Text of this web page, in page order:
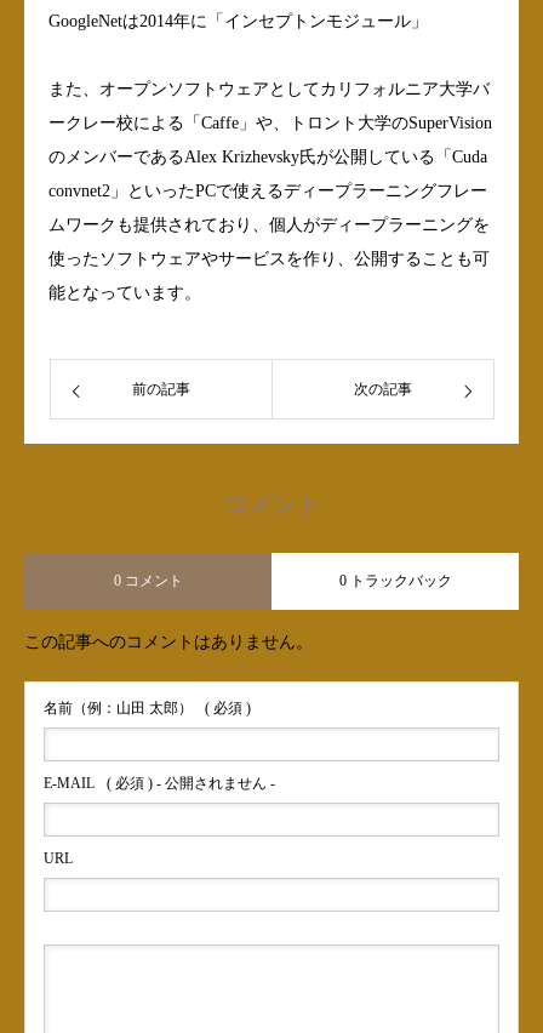
GoogleNetは2014年に「インセプトンモジュール」
また、オープンソフトウェアとしてカリフォルニア大学バ
ークレー校による「Caffe」や、トロント大学のSuperVision
のメンバーであるAlex Krizhevsky氏が公開している「Cuda
convnet2」といったPCで使えるディープラーニングフレー
ムワークも提供されており、個人がディープラーニングを
使ったソフトウェアやサービスを作り、公開することも可
能となっています。
前の記事 次の記事
コメント
0 コメント 0 トラックバック
この記事へのコメントはありません。
名前（例：山田 太郎） ( 必須 )
E-MAIL ( 必須 ) - 公開されません -
URL